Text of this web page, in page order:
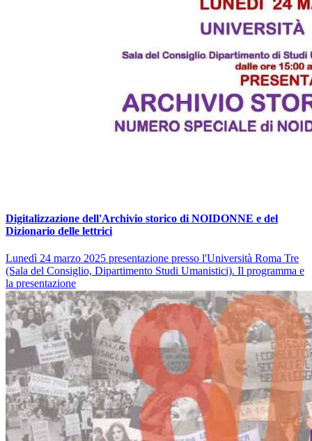
Digitalizzazione dell'Archivio storico di NOIDONNE e del
Dizionario delle lettrici
Lunedì 24 marzo 2025 presentazione presso l'Università Roma Tre
(Sala del Consiglio, Dipartimento Studi Umanistici). Il programma e
la presentazione